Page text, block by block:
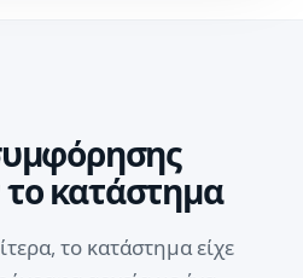
κατάστημα
το κατάστημα είχε